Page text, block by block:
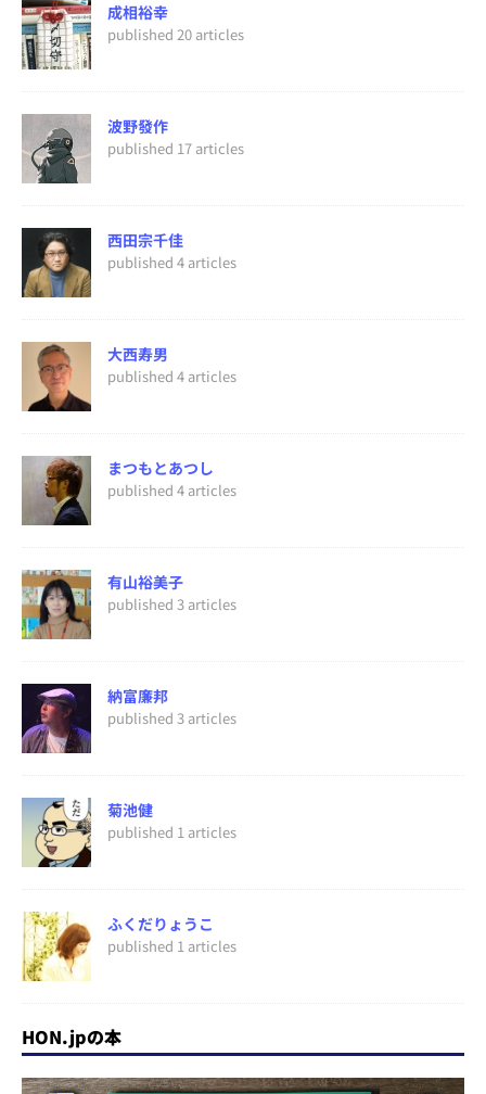
成相裕幸
published 20 articles
波野發作
published 17 articles
西田宗千佳
published 4 articles
大西寿男
published 4 articles
まつもとあつし
published 4 articles
有山裕美子
published 3 articles
納富廉邦
published 3 articles
菊池健
published 1 articles
ふくだりょうこ
published 1 articles
HON.jpの本